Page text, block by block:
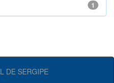
1
DE SERGIPE